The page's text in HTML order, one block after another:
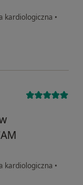
kardiologiczna •
kardiologiczna •